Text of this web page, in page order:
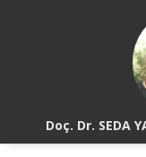
Doç. Dr. SEDA